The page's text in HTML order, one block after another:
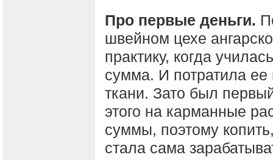
Про первые деньги.
швейном цехе
практику, когда
сумма. И потратила ее
ткани. Зато был
этого на карманные
суммы, поэтому
стала сама